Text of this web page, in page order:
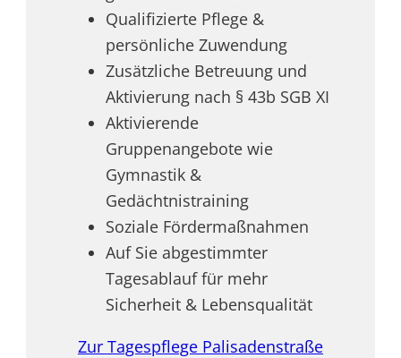
Qualifizierte Pflege &
persönliche Zuwendung
Zusätzliche Betreuung und
Aktivierung nach § 43b SGB XI
Aktivierende
Gruppenangebote wie
Gymnastik &
Gedächtnistraining
Soziale Fördermaßnahmen
Auf Sie abgestimmter
Tagesablauf für mehr
Sicherheit & Lebensqualität
Zur Tagespflege Palisadenstraße